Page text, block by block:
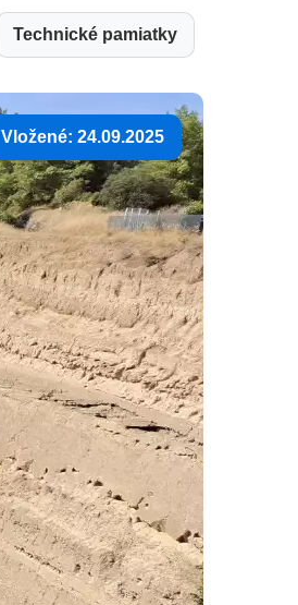
Technické pamiatky
Vložené: 24.09.2025